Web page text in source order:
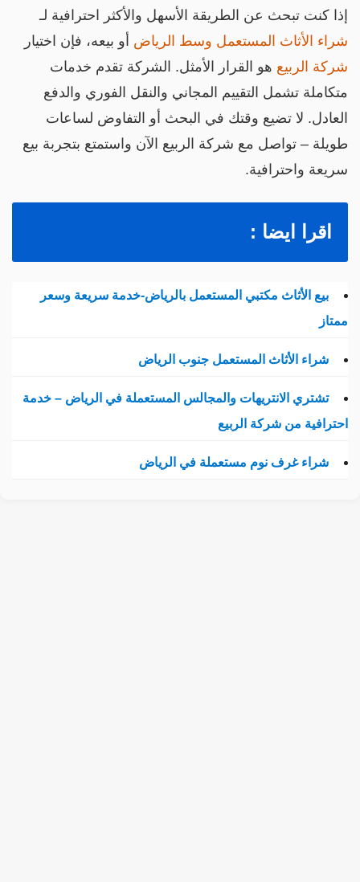
كنت تبحث عن الطريقة الأسهل والأكثر احترافية لـ
الأثاث المستعمل وسط الرياضأو بيعه، فإن اختيار
الربيعهو القرار الأمثل. الشركة تقدم خدمات
تشمل التقييم المجاني والنقل الفوري والدفع
لا تضيع وقتك في البحث أو التفاوض لساعات
– تواصل مع شركة الربيع الآن واستمتع بتجربة بيع
واحترافية.
اقرا ايضا :
بيع الأثاث مكتبي المستعمل بالرياض-خدمة سريعة وسعر
شراء الأثاث المستعمل جنوب الرياض
تشتري الانتريهات والمجالس المستعملة في الرياض – خدمة
من شركة الربيع
شراء غرف نوم مستعملة في الرياض